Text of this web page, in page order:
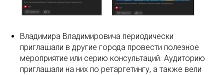
Владимира Владимировича периодически
приглашали в другие города провести полезное
мероприятие или серию консультаций. Аудиторию
приглашали на них по ретаргетингу, а также вели